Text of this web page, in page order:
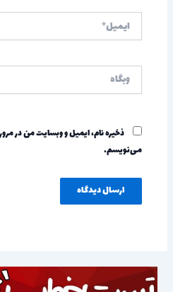
ایمیل*
ذخیره نام، ایمیل و وبسایت من در
می‌نویسم.